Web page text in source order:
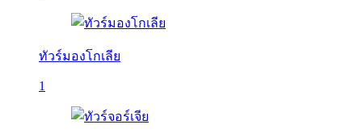
ทัวร์มองโกเลีย
1